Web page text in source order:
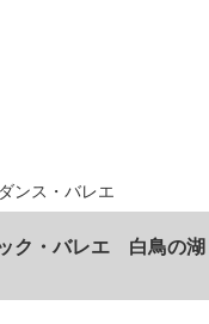
ダンス・バレエ
ク・バレエ 白鳥の湖